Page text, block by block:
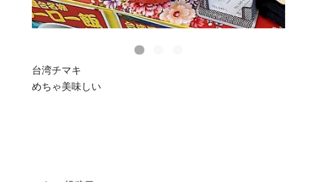
台湾チマキ
めちゃ美味しい